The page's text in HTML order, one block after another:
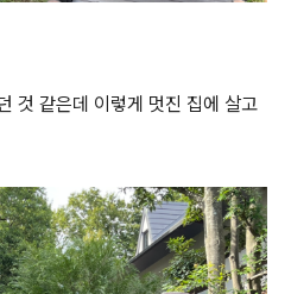
것 같은데 이렇게 멋진 집에 살고